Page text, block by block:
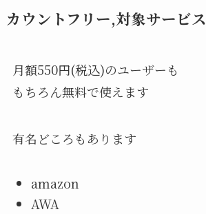
カウントフリー,対象サービス
月額550円(税込)のユーザーも
もちろん無料で使えます
有名どころもあります
amazon
AWA